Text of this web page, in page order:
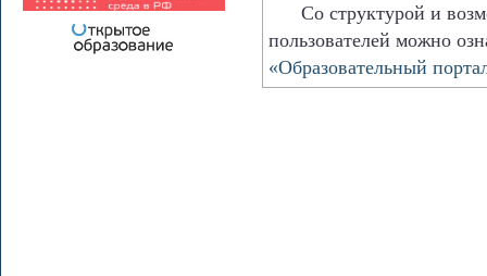
Со структурой и
пользователей можно
«Образовательный